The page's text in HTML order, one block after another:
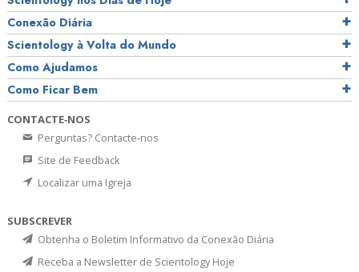
Conexão Diária
Scientology à Volta do Mundo
Como Ajudamos
Como Ficar Bem
CONTACTE‑NOS
Perguntas? Contacte‑nos
Site de Feedback
Localizar uma Igreja
SUBSCREVER
Obtenha o Boletim Informativo da Conexão Diária
Receba a Newsletter de Scientology Hoje